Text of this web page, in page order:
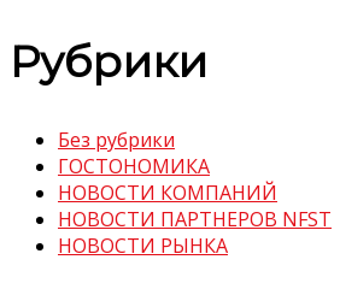
Рубрики
Без рубрики
ГОСТОНОМИКА
НОВОСТИ КОМПАНИЙ
НОВОСТИ ПАРТНЕРОВ NFST
НОВОСТИ РЫНКА